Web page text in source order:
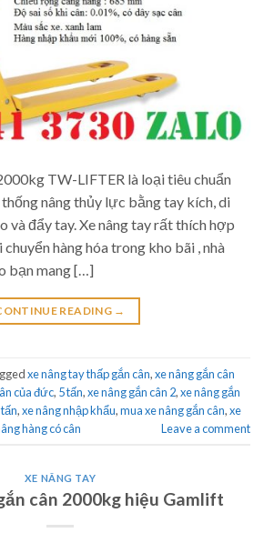
TW-LIFTER là loại tiêu chuẩn
nâng thủy lực bằng tay kích, di
và đẩy tay. Xe nâng tay rất thích hợp
hàng hóa trong kho bãi , nhà
bạn mang […]
READING →
xe nâng tay thấp gắn cân,xe nâng gắn cân
của đức, 5 tấn,xe nâng gắn cân 2,xe nâng gắn
,xe nâng nhập khẩu,mua xe nâng gắn cân,xe
hàng có cân Leave a comment
XE NÂNG TAY
cân 2000kg hiệu Gamlift